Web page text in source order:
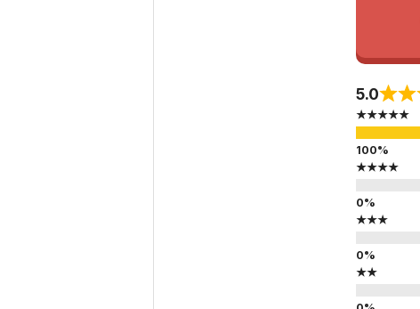
5.0
★★★★★
★★★★
★★★
★★